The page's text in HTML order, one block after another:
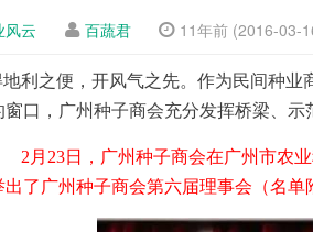
云 百蔬君 11年前 (2016-03-
地利之便，开风气之先。作为民间种
窗口，广州种子商会充分发挥桥梁、示
月23日，广州种子商会在广州市农业
出了广州种子商会第六届理事会（名